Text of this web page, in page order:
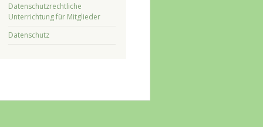
Datenschutzrechtliche
Unterrichtung für Mitglieder
Datenschutz